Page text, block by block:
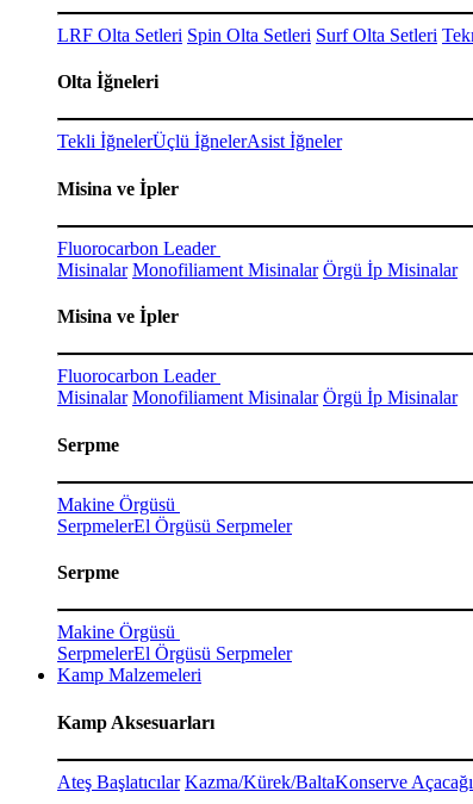
LRF Olta Setleri Spin Olta Setleri Surf Olta Setleri
Olta İğneleri
Tekli İğnelerÜçlü İğnelerAsist İğneler
Misina ve İpler
Fluorocarbon Leader
Misinalar Monofiliament Misinalar Örgü İp Misinalar
Misina ve İpler
Fluorocarbon Leader
Misinalar Monofiliament Misinalar Örgü İp Misinalar
Serpme
Makine Örgüsü
SerpmelerEl Örgüsü Serpmeler
Serpme
Makine Örgüsü
SerpmelerEl Örgüsü Serpmeler
Kamp Malzemeleri
Kamp Aksesuarları
Ateş Başlatıcılar Kazma/Kürek/BaltaKonserve Açacağı